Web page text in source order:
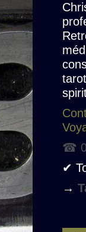
☎
✔
→